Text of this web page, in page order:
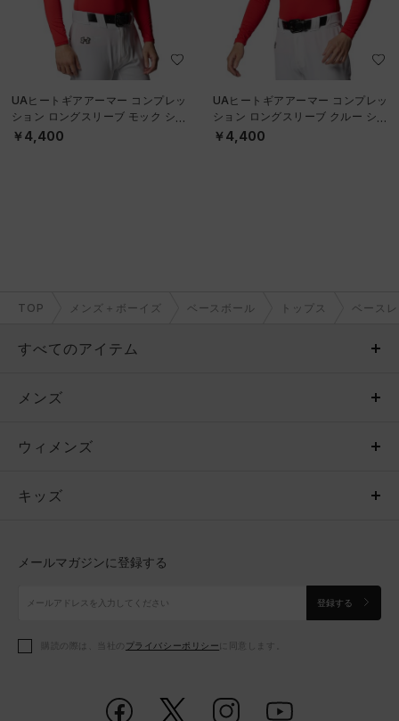
UAヒートギアアーマー コンプレッ
ション ロングスリーブ モック シャ
ツ（ベースボール/MEN）
￥4,400
UAヒートギアアーマー コンプレッ
ション ロングスリーブ クルー シャ
ツ（ベースボール/MEN）
￥4,400
TOP メンズ＋ボーイズ ベースボール トップス ベース
すべてのアイテム
メンズ
ウィメンズ
キッズ
アクセサリー
メンズ
トップス
ボトムス
アクセサリー
ウィメンズ
トップス
シューズ
アクセサリー
キッズ
シューズ
メールマガジンに登録する
登録する
購読の際は、当社の プライバシーポリシー に同意します。